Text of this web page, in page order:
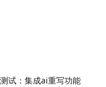
试：集成ai重写功能